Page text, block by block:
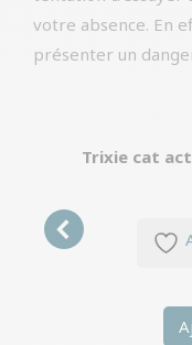
votre absence. En
présenter un
Trixie cat